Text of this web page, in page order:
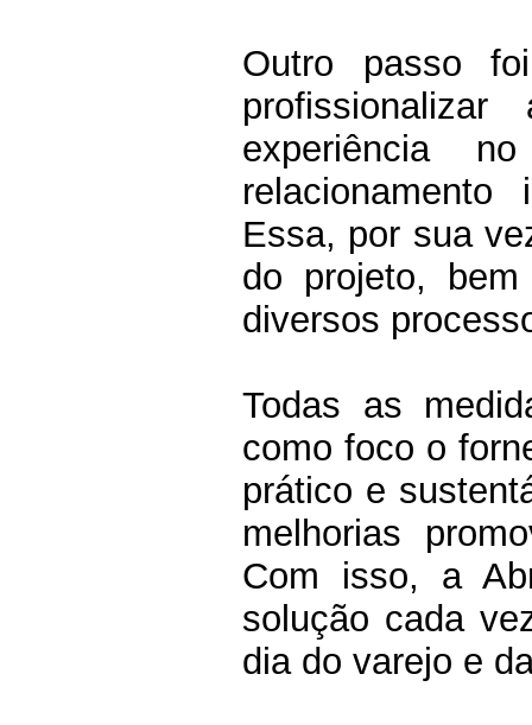
Outro passo
experiência
relacionamento
Essa, por sua
do projeto,
diversos
Todas as
como foco o
prático e
melhorias
Com isso, a
solução cada
dia do varejo e